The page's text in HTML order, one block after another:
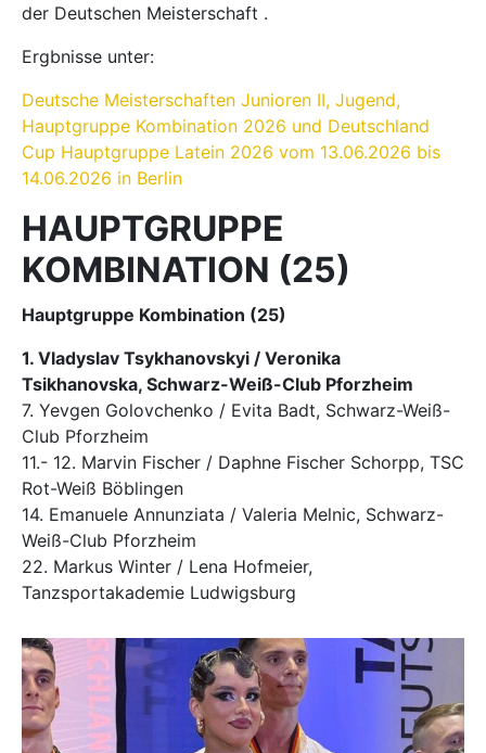
der Deutschen Meisterschaft .
Ergbnisse unter:
Deutsche Meisterschaften Junioren II, Jugend,
Hauptgruppe Kombination 2026 und Deutschland
Cup Hauptgruppe Latein 2026 vom 13.06.2026 bis
14.06.2026 in Berlin
HAUPTGRUPPE
KOMBINATION (25)
Hauptgruppe Kombination (25)
1. Vladyslav Tsykhanovskyi / Veronika
Tsikhanovska, Schwarz-Weiß-Club Pforzheim
7. Yevgen Golovchenko / Evita Badt, Schwarz-Weiß-
Club Pforzheim
11.- 12. Marvin Fischer / Daphne Fischer Schorpp, TSC
Rot-Weiß Böblingen
14. Emanuele Annunziata / Valeria Melnic, Schwarz-
Weiß-Club Pforzheim
22. Markus Winter / Lena Hofmeier,
Tanzsportakademie Ludwigsburg